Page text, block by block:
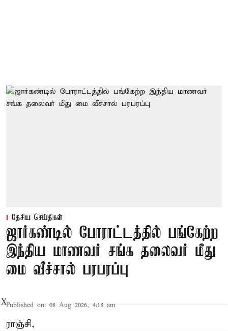
தேசிய செய்திகள்
ஜார்கண்டில் போராட்டத்தில் பங்கேற்ற
இந்திய மாணவர் சங்க தலைவர் மீது
மை வீச்சால் பரபரப்பு
Published on: 08 Aug 2026, 4:18 am
ராஞ்சி,
X